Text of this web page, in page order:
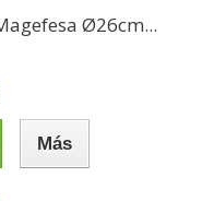
Ø26cm...
Más